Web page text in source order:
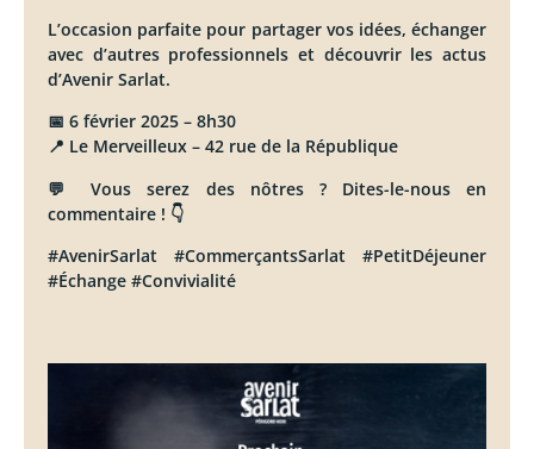
L’occasion parfaite pour partager vos idées, échanger
avec d’autres professionnels et découvrir les actus
d’Avenir Sarlat.
📅 6 février 2025 – 8h30
📍 Le Merveilleux – 42 rue de la République
💬 Vous serez des nôtres ? Dites-le-nous en
commentaire ! 👇
#AvenirSarlat #CommerçantsSarlat #PetitDéjeuner
#Échange #Convivialité